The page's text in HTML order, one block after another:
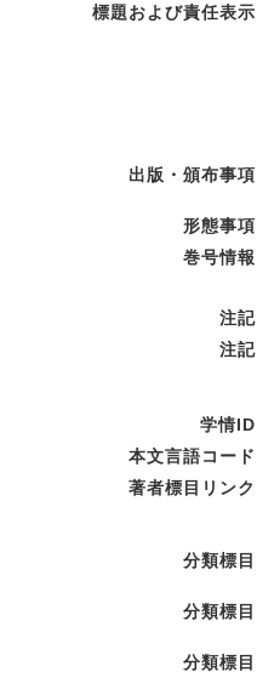
標題および責任表示
出版・頒布事項
形態事項
巻号情報
注記
注記
学情ID
本文言語コード
著者標目リンク
分類標目
分類標目
分類標目